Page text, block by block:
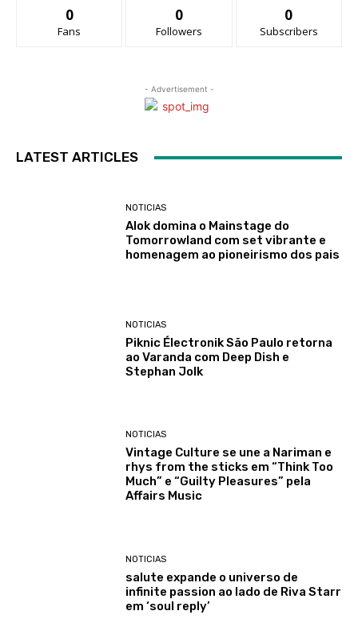
0
Fans
0
Followers
0
Subscribers
- Advertisement -
LATEST ARTICLES
NOTICIAS
Alok domina o Mainstage do
Tomorrowland com set vibrante e
homenagem ao pioneirismo dos pais
NOTICIAS
Piknic Électronik São Paulo retorna
ao Varanda com Deep Dish e
Stephan Jolk
NOTICIAS
Vintage Culture se une a Nariman e
rhys from the sticks em “Think Too
Much” e “Guilty Pleasures” pela
Affairs Music
NOTICIAS
salute expande o universo de
infinite passion ao lado de Riva Starr
em ‘soul reply’